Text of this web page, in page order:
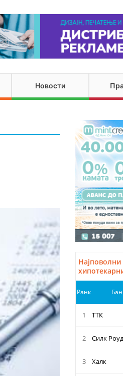
Новости